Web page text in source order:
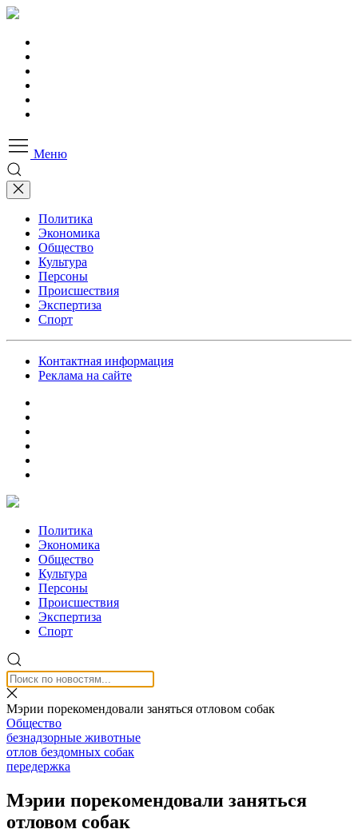
Меню
Политика
Экономика
Общество
Культура
Персоны
Происшествия
Экспертиза
Спорт
Контактная информация
Реклама на сайте
Политика
Экономика
Общество
Культура
Персоны
Происшествия
Экспертиза
Спорт
Мэрии порекомендовали заняться отловом собак
Общество
безнадзорные животные
отлов бездомных собак
передержка
Мэрии порекомендовали заняться
отловом собак